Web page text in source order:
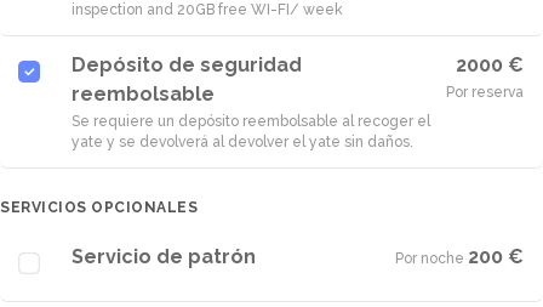
inspection and 20GB free WI-FI/ week
Depósito de seguridad
reembolsable
Se requiere un depósito reembolsable al recoger el
yate y se devolverá al devolver el yate sin daños.
2000 €
Por reserva
SERVICIOS OPCIONALES
Servicio de patrón Por noche·200 €